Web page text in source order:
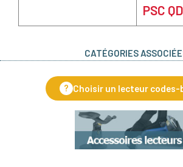
PSC
CATÉGORIES
? Choisir un lecteur codes-